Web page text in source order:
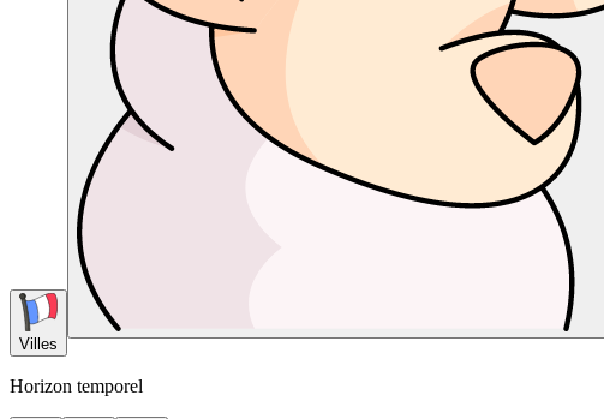
Villes
Horizon temporel